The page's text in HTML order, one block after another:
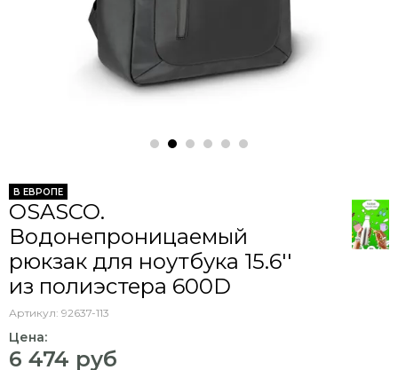
В ЕВРОПЕ
OSASCO.
Водонепроницаемый
рюкзак для ноутбука 15.6''
из полиэстера 600D
Артикул: 92637-113
Цена:
6 474 руб